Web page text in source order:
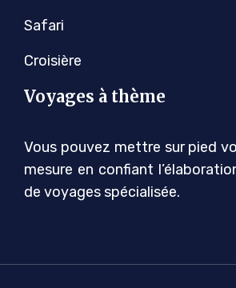
Safari
Croisière
Voyages à thème
Vous pouvez mettre sur pied
mesure en confiant
de voyages spécialisée.